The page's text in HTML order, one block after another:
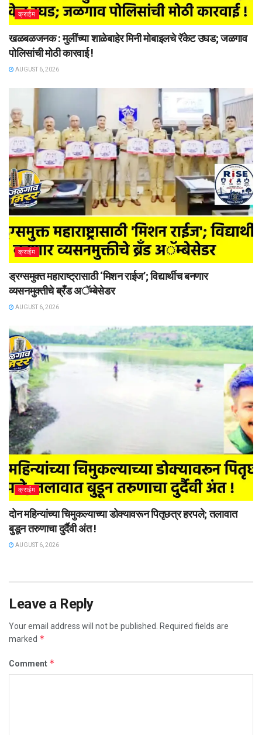
क्राईम
खळबळजनक : मुलींच्या शाळेबाहेर मिनी मोबाइलचे रॅकेट उघड; जळगाव
पोलिसांची मोठी कारवाई !
AUGUST 6, 2026
क्राईम
ड्रग्समुक्त महाराष्ट्रासाठी ‘मिशन राईज’; विद्यार्थीच बनणार
व्यसनमुक्तीचे ब्रँड अॅम्बेसेडर
AUGUST 6, 2026
क्राईम
दोन महिन्यांच्या चिमुकल्याच्या डोक्यावरून पितृछत्र हरपले; तलावात
बुडून तरुणाचा दुर्दैवी अंत !
AUGUST 6, 2026
Leave a Reply
Your email address will not be published.
Required fields are
marked *
Comment *